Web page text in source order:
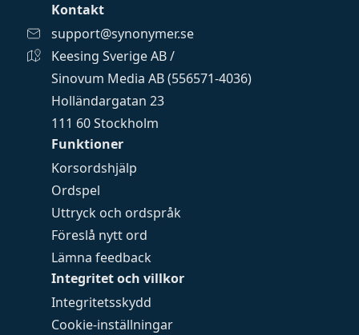
Funktioner
Korsordshjälp
Ordspel
Uttryck och ordspråk
Föreslå nytt ord
Lämna feedback
Integritet och villkor
Integritetsskydd
Cookie-inställningar
Kontakt
support@synonymer.se
Keesing Sverige AB /
Sinovum Media AB (556571-4036)
Holländargatan 23
111 60 Stockholm